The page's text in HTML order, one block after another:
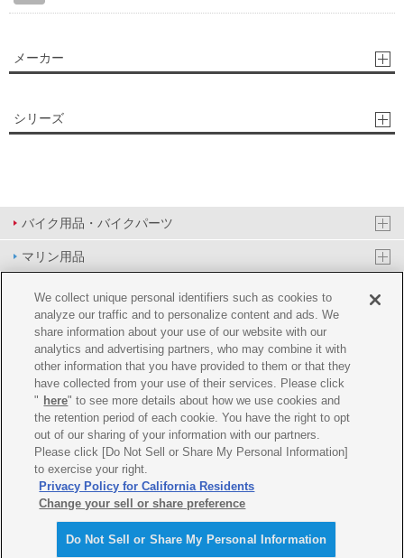
メーカー
シリーズ
バイク用品・バイクパーツ
マリン用品
PAS/YPJ用品
その他用品
イベント&エンターテイメント
オンラインショップ
企業情報
ご利用規約 推薦環境 プライバシーポリシー Cookie ポリシー
We collect unique personal identifiers such as cookies to
analyze our traffic and to personalize content and ads. We
share information about your use of our website with our
analytics and advertising partners, who may combine it with
other information that you have provided to them or that they
have collected from your use of their services. Please click
" here" to see more details about how we use cookies and
the retention period of each cookie. You have the right to opt
out of our sharing of your information with our partners.
Please click [Do Not Sell or Share My Personal Information]
to exercise your right.
Privacy Policy for California Residents
Change your sell or share preference
Do Not Sell or Share My Personal Information